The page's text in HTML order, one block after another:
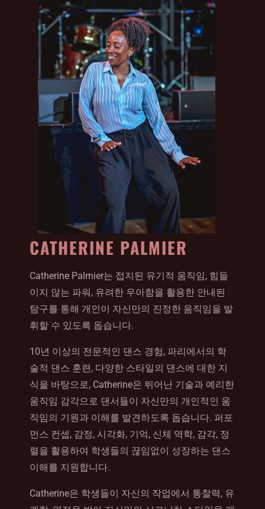
CATHERINE PALMIER
Catherine Palmier는 접지된 유기적 움직임, 힘들
이지 않는 파워, 유려한 우아함을 활용한 안내된
탐구를 통해 개인이 자신만의 진정한 움직임을 발
휘할 수 있도록 돕습니다.
10년 이상의 전문적인 댄스 경험, 파리에서의 학
술적 댄스 훈련, 다양한 스타일의 댄스에 대한 지
식을 바탕으로, Catherine은 뛰어난 기술과 예리한
움직임 감각으로 댄서들이 자신만의 개인적인 움
직임의 기원과 이해를 발견하도록 돕습니다. 퍼포
먼스 컨셉, 감정, 시각화, 기억, 신체 역학, 감각, 정
렬을 활용하여 학생들의 끊임없이 성장하는 댄스
이해를 지원합니다.
Catherine은 학생들이 자신의 작업에서 통찰력, 유